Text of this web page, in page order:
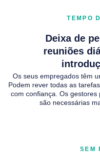
TEMPO
Deixa de
reuniões
Os seus empregados têm
Podem rever todas as
com confiança. Os
são necessárias
SEM